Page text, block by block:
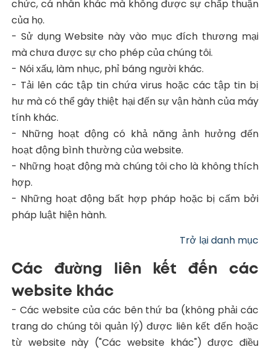
chức, cá nhân khác mà không được sự chấp thuận
của họ.
- Sử dụng Website này vào mục đích thương mại
mà chưa được sự cho phép của chúng tôi.
- Nói xấu, làm nhục, phỉ báng người khác.
- Tải lên các tập tin chứa virus hoặc các tập tin bị
hư mà có thể gây thiệt hại đến sự vận hành của máy
tính khác.
- Những hoạt động có khả năng ảnh hưởng đến
hoạt động bình thường của website.
- Những hoạt động mà chúng tôi cho là không thích
hợp.
- Những hoạt động bất hợp pháp hoặc bị cấm bởi
pháp luật hiện hành.
Trở lại danh mục
Các đường liên kết đến các
website khác
- Các website của các bên thứ ba (không phải các
trang do chúng tôi quản lý) được liên kết đến hoặc
từ website này ("Các website khác") được điều